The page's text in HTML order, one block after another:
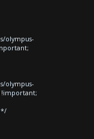
olympus-
olympus-
!important;
*/